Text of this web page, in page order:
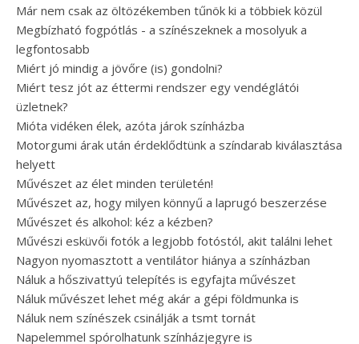
Már nem csak az öltözékemben tűnök ki a többiek közül
Megbízható fogpótlás - a színészeknek a mosolyuk a
legfontosabb
Miért jó mindig a jövőre (is) gondolni?
Miért tesz jót az éttermi rendszer egy vendéglátói
üzletnek?
Mióta vidéken élek, azóta járok színházba
Motorgumi árak után érdeklődtünk a színdarab kiválasztása
helyett
Művészet az élet minden területén!
Művészet az, hogy milyen könnyű a laprugó beszerzése
Művészet és alkohol: kéz a kézben?
Művészi esküvői fotók a legjobb fotóstól, akit találni lehet
Nagyon nyomasztott a ventilátor hiánya a színházban
Náluk a hőszivattyú telepítés is egyfajta művészet
Náluk művészet lehet még akár a gépi földmunka is
Náluk nem színészek csinálják a tsmt tornát
Napelemmel spórolhatunk színházjegyre is